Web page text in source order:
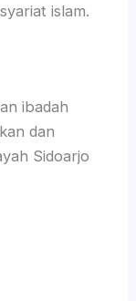
islam.
ibadah
dan
Sidoarjo